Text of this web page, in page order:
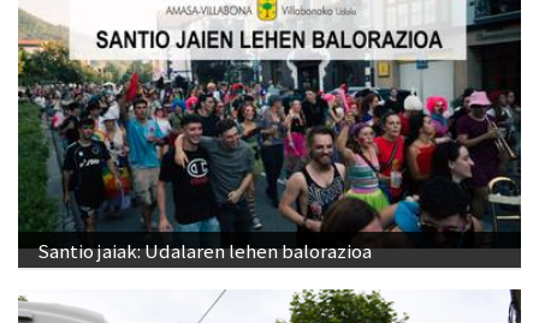
Santio jaiak: Udalaren lehen balorazioa